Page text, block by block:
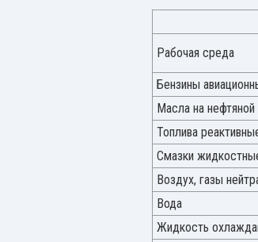
Рабочая среда
Бензины
Масла на нефтяной
Топлива
Смазки
Воздух, газы
Вода
Жидкость